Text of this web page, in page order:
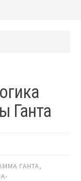
Ганта
ГАНТА,